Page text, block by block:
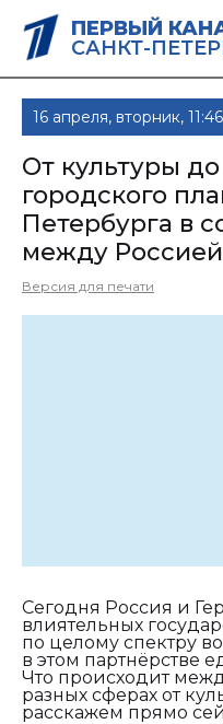
ПЕРВЫЙ
САНКТ-
16 апреля, вторник, 11:46
От культуры
городского
Петербурга в
между
Версия для печати
Сегодня Россия и
влиятельных
по целому спектру
в этом партнёрстве
Что происходит
разных сферах от
расскажем прямо